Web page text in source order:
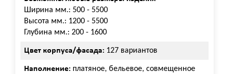
Ширина мм.: 500 - 5500
Высота мм.: 1200 - 5500
Глубина мм.: 200 - 1600
Цвет корпуса/фасада: 127 вариантов
Наполнение: платяное, бельевое, совмещенное